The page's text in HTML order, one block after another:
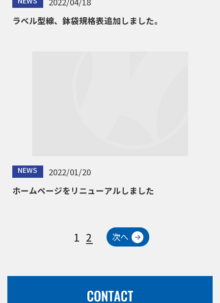
ラベル型線、鉢袋規格表追加しました。
NEWS
2022/01/20
ホームページをリニューアルしました
1 2 次へ